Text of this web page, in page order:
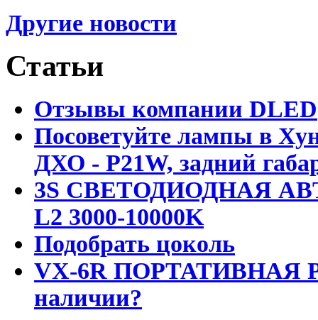
Другие новости
Статьи
Отзывы компании DLED
Посоветуйте лампы в
ДХО - P21W, задний
3S СВЕТОДИОДНАЯ
L2 3000-10000K
Подобрать цоколь
VX-6R ПОРТАТИВНАЯ
наличии?